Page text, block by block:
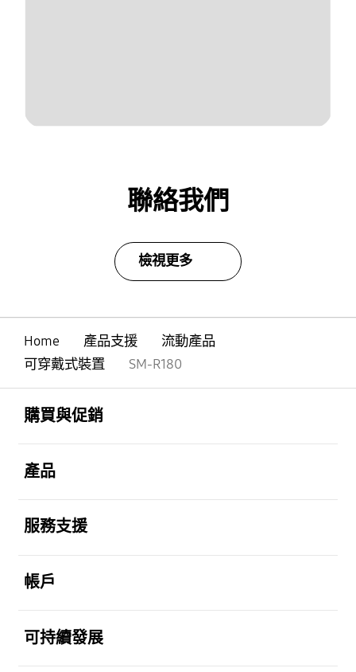
聯絡我們
檢視更多
Home 產品支援
流動產品
可穿戴式裝置
SM-R180
購買與促銷
產品
服務支援
帳戶
可持續發展